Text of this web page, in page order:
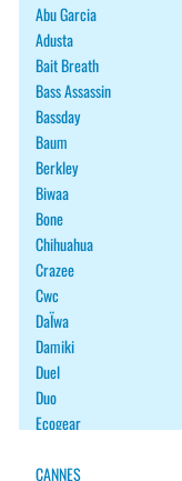
Abu Garcia
Adusta
Bait Breath
Bass Assassin
Bassday
Baum
Berkley
Biwaa
Bone
Chihuahua
Crazee
Cwc
DaÏwa
Damiki
Duel
Duo
Ecogear
Fish Arrow
CANNES